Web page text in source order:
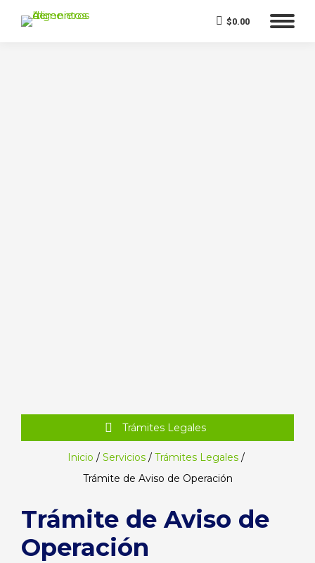
$0.00
Trámites Legales
Inicio / Servicios / Trámites Legales /
Trámite de Aviso de Operación
Trámite de Aviso de
Operación